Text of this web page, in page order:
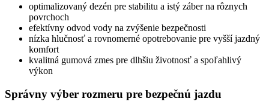
optimalizovaný dezén pre stabilitu a istý záber na rôznych
povrchoch
efektívny odvod vody na zvýšenie bezpečnosti
nízka hlučnosť a rovnomerné opotrebovanie pre vyšší jazdný
komfort
kvalitná gumová zmes pre dlhšiu životnosť a spoľahlivý
výkon
Správny výber rozmeru pre bezpečnú jazdu